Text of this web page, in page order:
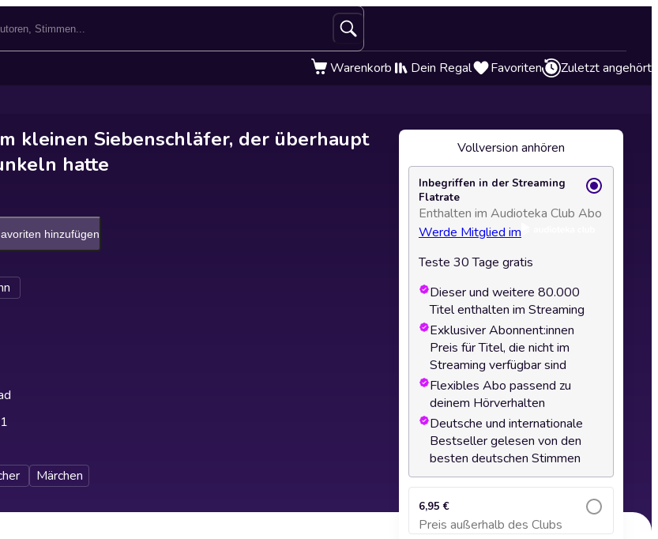
Warenkorb Dein Regal Favoriten Zuletzt angehört
kleinen Siebenschläfer, der überhaupt
hatte
hinzufügen
Märchen
Vollversion anhören
Inbegriffen in der Streaming
Flatrate
Enthalten im Audioteka Club Abo
Werde Mitglied im
Teste 30 Tage gratis
Dieser und weitere 80.000
Titel enthalten im Streaming
Exklusiver Abonnent:innen
Preis für Titel, die nicht im
Streaming verfügbar sind
Flexibles Abo passend zu
deinem Hörverhalten
Deutsche und internationale
Bestseller gelesen von den
besten deutschen Stimmen
6,95 €
Preis außerhalb des Clubs
Zum Warenkorb hinzufügen